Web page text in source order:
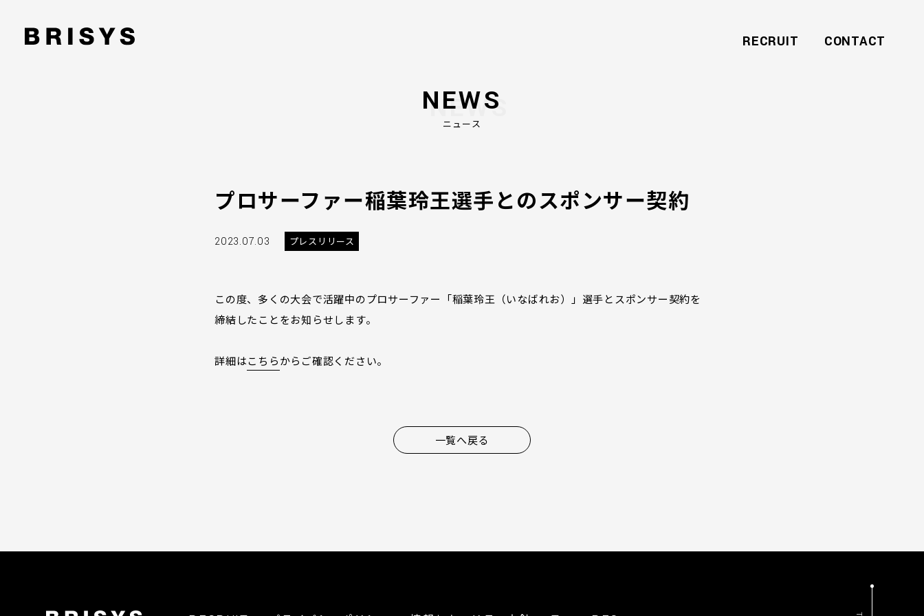
RECRUIT CONTACT
NEWS
ニュース
プロサーファー稲葉玲王選手とのスポンサー契約
2023.07.03 プレスリリース
この度、多くの大会で活躍中のプロサーファー「稲葉玲王（いなばれお）」選手とスポンサー契約を
締結したことをお知らせします。
詳細はこちらからご確認ください。
一覧へ戻る